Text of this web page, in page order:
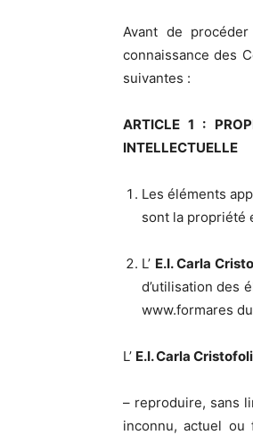
Avant de
connaissance des
suivantes :
ARTICLE 1 :
INTELLECTUELLE
Les éléments
sont la propriété
L’ E.I. Carla
d’utilisation des
www.formares
L’ E.I. Carla Cristofoli
– reproduire, sans
inconnu, actuel ou